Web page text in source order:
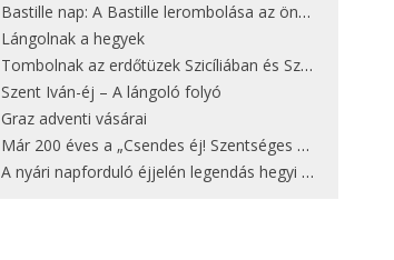
Bastille nap: A Bastille lerombolása az önkényuralom végét jelentette
Lángolnak a hegyek
Tombolnak az erdőtüzek Szicíliában és Szardínián
Szent Iván-éj – A lángoló folyó
Graz adventi vásárai
Már 200 éves a „Csendes éj! Szentséges éj!”
A nyári napforduló éjjelén legendás hegyi tüzek világítják meg Zugspitzét